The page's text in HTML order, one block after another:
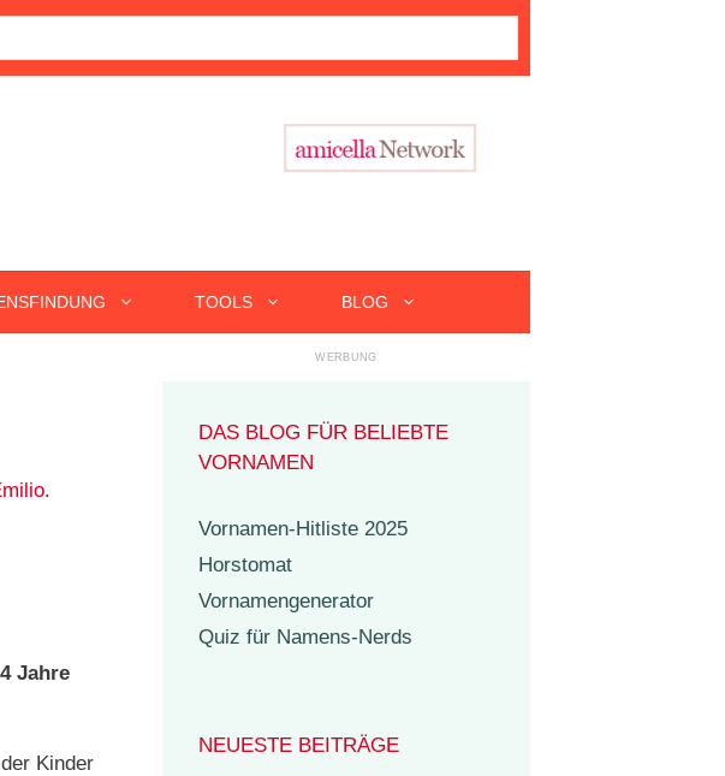
TOOLS BLOG
.
4 Jahre
der Kinder
DAS BLOG FÜR BELIEBTE
VORNAMEN
Vornamen-Hitliste 2025
Horstomat
Vornamengenerator
Quiz für Namens-Nerds
NEUESTE BEITRÄGE